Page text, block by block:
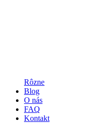
Rôzne
Blog
O nás
FAQ
Kontakt